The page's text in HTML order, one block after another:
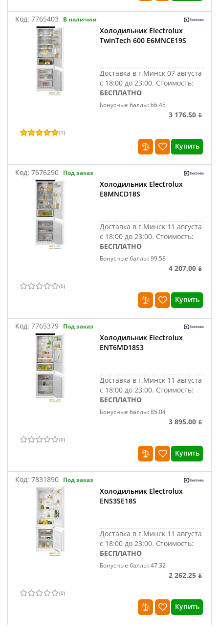
Код: 7765403 В наличии
Холодильник Electrolux
TwinTech 600 E6MNCE19S
Доставка в г.Минск 07 августа
с 18:00 до 23:00. Стоимость:
БЕСПЛАТНО
Бонусные баллы: 66.45
3 176.50 ƃ
(1)
Купить
Код: 7676290 Под заказ
Холодильник Electrolux
E8MNCD18S
Доставка в г.Минск 11 августа
с 18:00 до 23:00. Стоимость:
БЕСПЛАТНО
Бонусные баллы: 99.58
4 207.00 ƃ
(0)
Купить
Код: 7765379 Под заказ
Холодильник Electrolux
ENT6MD18S3
Доставка в г.Минск 11 августа
с 18:00 до 23:00. Стоимость:
БЕСПЛАТНО
Бонусные баллы: 85.04
3 895.00 ƃ
(0)
Купить
Код: 7831890 Под заказ
Холодильник Electrolux
ENS3SE18S
Доставка в г.Минск 11 августа
с 18:00 до 23:00. Стоимость:
БЕСПЛАТНО
Бонусные баллы: 47.32
2 262.25 ƃ
(0)
Купить